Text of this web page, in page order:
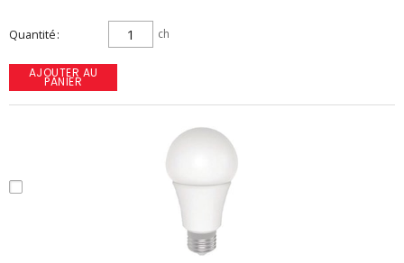
Quantité ch
AJOUTER AU
PANIER